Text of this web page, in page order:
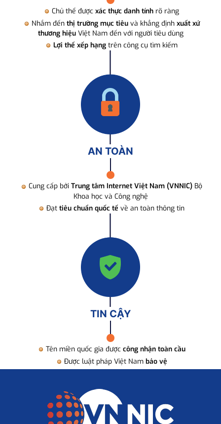
Chủ thể được xác thực danh tính rõ ràng
Nhắm đến thị trường mục tiêuvà khẳng định xuất xứ
thương hiệuViệt Nam đến với người tiêu dùng
Lợi thế xếp hạng trên công cụ tìm kiếm
AN TOÀN
Cung cấp bởi Trung tâm Internet Việt Nam (VNNIC) Bộ
Khoa học và Công nghệ
Đạt tiêu chuẩn quốc tế về an toàn thông tin
TIN CẬY
Tên miền quốc gia được công nhận toàn cầu
Được luật pháp Việt Nam bảo vệ